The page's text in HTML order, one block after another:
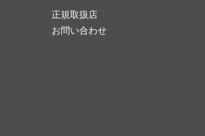
正規取扱店
お問い合わせ